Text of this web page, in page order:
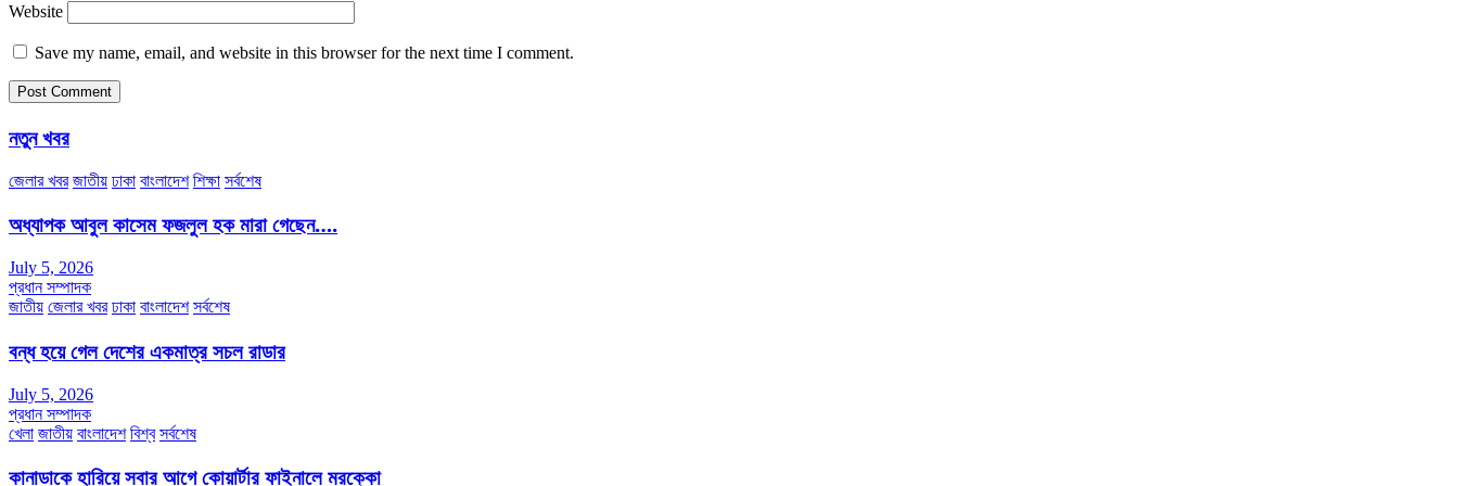
Website
Save my name, email, and website in this browser for the next time I comment.
নতুন খবর
জেলার খবর জাতীয় ঢাকা বাংলাদেশ শিক্ষা সর্বশেষ
অধ্যাপক আবুল কাসেম ফজলুল হক মারা গেছেন….
July 5, 2026
প্রধান সম্পাদক
জাতীয় জেলার খবর ঢাকা বাংলাদেশ সর্বশেষ
বন্ধ হয়ে গেল দেশের একমাত্র সচল রাডার
July 5, 2026
প্রধান সম্পাদক
খেলা জাতীয় বাংলাদেশ বিশ্ব সর্বশেষ
কানাডাকে হারিয়ে সবার আগে কোয়ার্টার ফাইনালে মরক্কো